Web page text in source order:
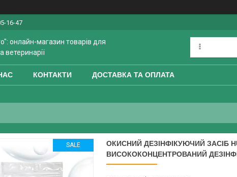
16-47
онлайн-магазин товарів для
ветеринарії
КОНТАКТИ ДОСТАВКА ТА ОПЛАТА
SALE
ОКИСНИЙ ДЕЗІНФІКУЮЧИЙ ЗАСІБ
ВИСОКОКОНЦЕНТРОВАНИЙ